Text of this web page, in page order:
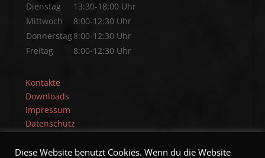
Dienstag
13:30-18:00 Uhr
Mittwoch
8:00-12:30 Uhr
Donnerstag8:00-12:30 Uhr
Freitag
8:00-12:30 Uhr
Kontakte
Downloads
Impressum
Datenschutz
Diese Website benutzt Cookies. Wenn du die Website